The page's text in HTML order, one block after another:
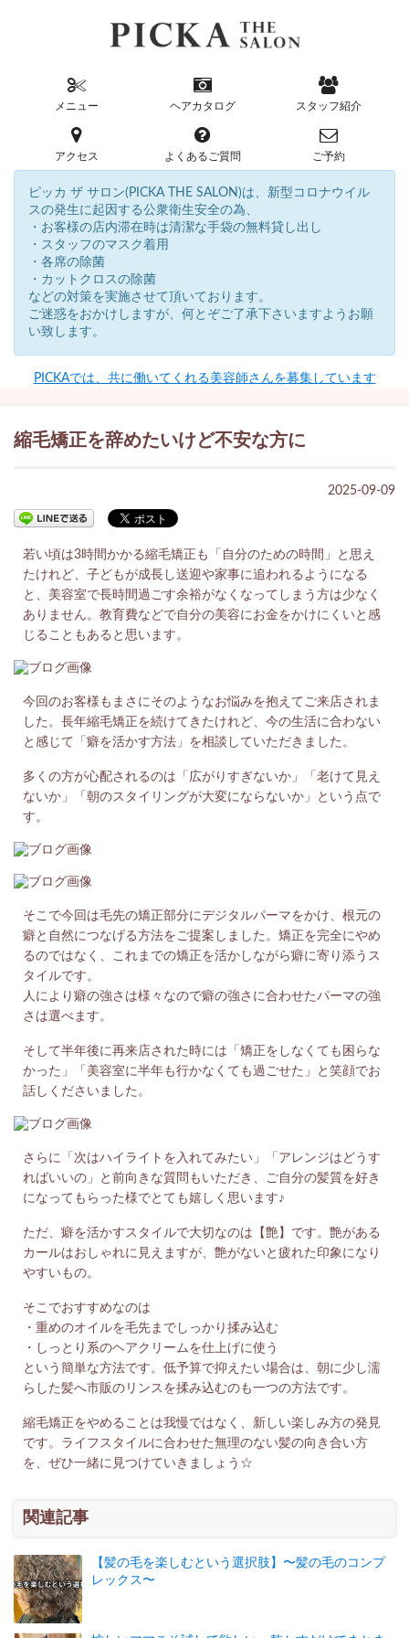
メニュー ヘアカタログ スタッフ紹介
アクセス よくあるご質問 ご予約
ピッカ ザ サロン(PICKA THE SALON)は、新型コロナウイル
スの発生に起因する公衆衛生安全の為、
・お客様の店内滞在時は清潔な手袋の無料貸し出し
・スタッフのマスク着用
・各席の除菌
・カットクロスの除菌
などの対策を実施させて頂いております。
ご迷惑をおかけしますが、何とぞご了承下さいますようお願
い致します。
PICKAでは、共に働いてくれる美容師さんを募集しています
縮毛矯正を辞めたいけど不安な方に
2025-09-09
若い頃は3時間かかる縮毛矯正も「自分のための時間」と思え
たけれど、子どもが成長し送迎や家事に追われるようになる
と、美容室で長時間過ごす余裕がなくなってしまう方は少なく
ありません。教育費などで自分の美容にお金をかけにくいと感
じることもあると思います。
今回のお客様もまさにそのようなお悩みを抱えてご来店されま
した。長年縮毛矯正を続けてきたけれど、今の生活に合わない
と感じて「癖を活かす方法」を相談していただきました。
多くの方が心配されるのは「広がりすぎないか」「老けて見え
ないか」「朝のスタイリングが大変にならないか」という点で
す。
そこで今回は毛先の矯正部分にデジタルパーマをかけ、根元の
癖と自然につなげる方法をご提案しました。矯正を完全にやめ
るのではなく、これまでの矯正を活かしながら癖に寄り添うス
タイルです。
人により癖の強さは様々なので癖の強さに合わせたパーマの強
さは選べます。
そして半年後に再来店された時には「矯正をしなくても困らな
かった」「美容室に半年も行かなくても過ごせた」と笑顔でお
話しくださいました。
さらに「次はハイライトを入れてみたい」「アレンジはどうす
ればいいの」と前向きな質問もいただき、ご自分の髪質を好き
になってもらった様でとても嬉しく思います♪
ただ、癖を活かすスタイルで大切なのは【艶】です。艶がある
カールはおしゃれに見えますが、艶がないと疲れた印象になり
やすいもの。
そこでおすすめなのは
・重めのオイルを毛先までしっかり揉み込む
・しっとり系のヘアクリームを仕上げに使う
という簡単な方法です。低予算で抑えたい場合は、朝に少し濡
らした髪へ市販のリンスを揉み込むのも一つの方法です。
縮毛矯正をやめることは我慢ではなく、新しい楽しみ方の発見
です。ライフスタイルに合わせた無理のない髪の向き合い方
を、ぜひ一緒に見つけていきましょう☆
関連記事
【髪の毛を楽しむという選択肢】〜髪の毛のコンプ
レックス〜